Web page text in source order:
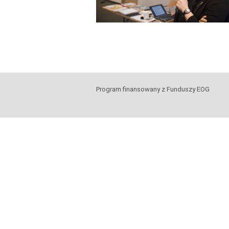
Program finansowany z Funduszy EOG